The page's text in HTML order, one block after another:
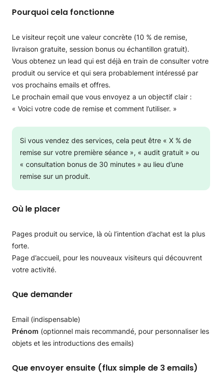
Pourquoi cela fonctionne
Le visiteur reçoit une valeur concrète (10 % de remise,
livraison gratuite, session bonus ou échantillon gratuit).
Vous obtenez un lead qui est déjà en train de consulter votre
produit ou service et qui sera probablement intéressé par
vos prochains emails et offres.
Le prochain email que vous envoyez a un objectif clair :
« Voici votre code de remise et comment l’utiliser. »
Si vous vendez des services, cela peut être « X % de
remise sur votre première séance », « audit gratuit » ou
« consultation bonus de 30 minutes » au lieu d’une
remise sur un produit.
Où le placer
Pages produit ou service, là où l’intention d’achat est la plus
forte.
Page d’accueil, pour les nouveaux visiteurs qui découvrent
votre activité.
Que demander
Email (indispensable)
Prénom (optionnel mais recommandé, pour personnaliser les
objets et les introductions des emails)
Que envoyer ensuite (flux simple de 3 emails)